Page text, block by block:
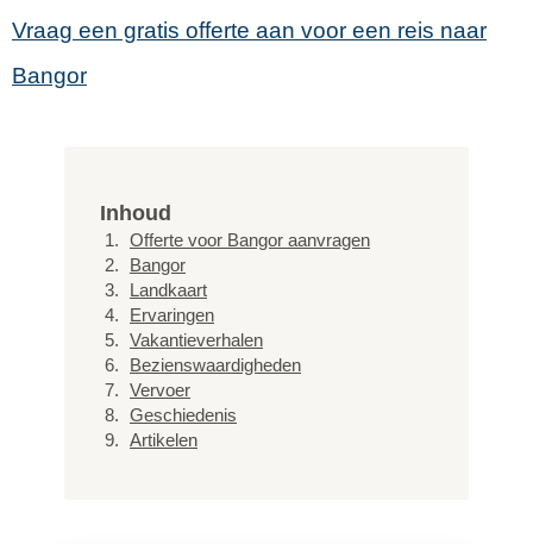
Vraag een gratis offerte aan voor een reis naar
Bangor
Inhoud
Offerte voor Bangor aanvragen
Bangor
Landkaart
Ervaringen
Vakantieverhalen
Bezienswaardigheden
Vervoer
Geschiedenis
Artikelen